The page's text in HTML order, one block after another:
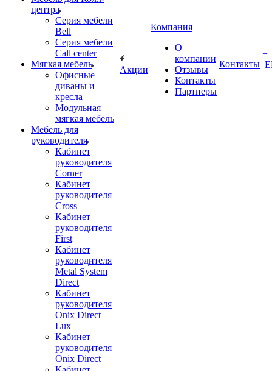
центра
Серия мебели
Bell
Серия мебели
Call center
Мягкая мебель
Офисные
диваны и
кресла
Модульная
мягкая мебель
Мебель для
руководителя
Кабинет
руководителя
Corner
Кабинет
руководителя
Cross
Кабинет
руководителя
First
Кабинет
руководителя
Metal System
Direct
Кабинет
руководителя
Onix Direct
Lux
Кабинет
руководителя
Onix Direct
Акции
Компания
О
компании
Отзывы
Контакты
Партнеры
Контакты
+